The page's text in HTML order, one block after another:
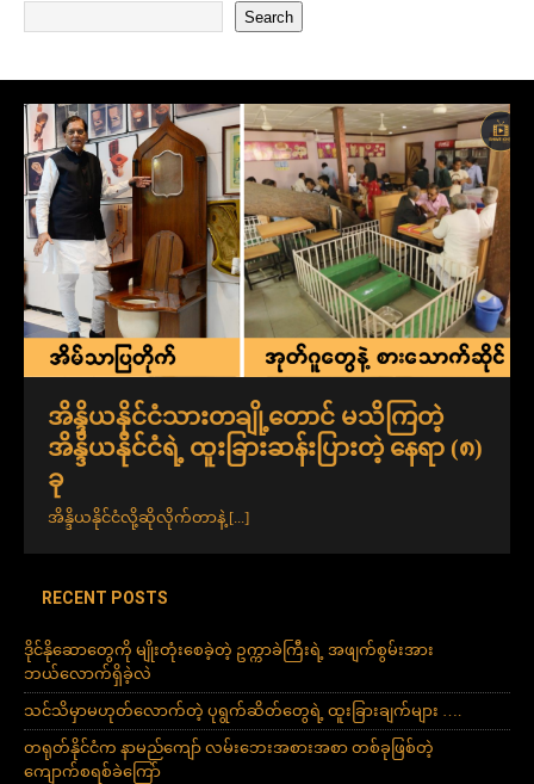
Search
အိန္ဒိယနိုင်ငံသားတချို့တောင် မသိကြတဲ့
အိန္ဒိယနိုင်ငံရဲ့ ထူးခြားဆန်းပြားတဲ့ နေရာ (၈)
ခု
အိန္ဒိယနိုင်ငံလို့ဆိုလိုက်တာနဲ့ [...]
RECENT POSTS
ဒိုင်နိုဆောတွေကို မျိုးတုံးစေခဲ့တဲ့ ဥက္ကာခဲကြီးရဲ့ အဖျက်စွမ်းအား
ဘယ်လောက်ရှိခဲ့လဲ
သင်သိမှာမဟုတ်လောက်တဲ့ ပုရွက်ဆိတ်တွေရဲ့ ထူးခြားချက်များ ….
တရုတ်နိုင်ငံက နာမည်ကျော် လမ်းဘေးအစားအစာ တစ်ခုဖြစ်တဲ့
ကျောက်စရစ်ခဲကြော်